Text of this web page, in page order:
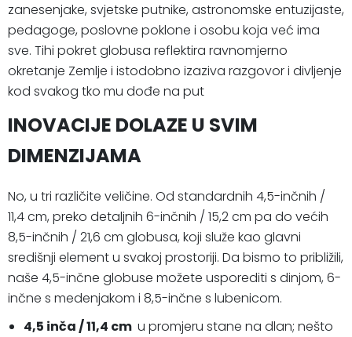
zanesenjake, svjetske putnike, astronomske entuzijaste,
pedagoge, poslovne poklone i osobu koja već ima
sve. Tihi pokret globusa reflektira ravnomjerno
okretanje Zemlje i istodobno izaziva razgovor i divljenje
kod svakog tko mu dođe na put
INOVACIJE DOLAZE U SVIM
DIMENZIJAMA
No, u tri različite veličine. Od standardnih 4,5-inčnih /
11,4 cm, preko detaljnih 6-inčnih / 15,2 cm pa do većih
8,5-inčnih / 21,6 cm globusa, koji služe kao glavni
središnji element u svakoj prostoriji. Da bismo to približili,
naše 4,5-inčne globuse možete usporediti s dinjom, 6-
inčne s medenjakom i 8,5-inčne s lubenicom.
4,5 inča / 11,4 cm u promjeru stane na dlan; nešto